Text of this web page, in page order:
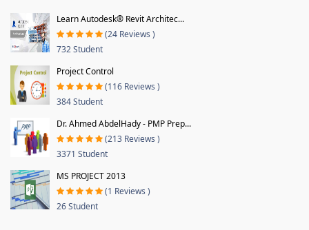
Learn Autodesk® Revit Architec...
(24 Reviews )
732 Student
Project Control
(116 Reviews )
384 Student
Dr. Ahmed AbdelHady - PMP Prep...
(213 Reviews )
3371 Student
MS PROJECT 2013
(1 Reviews )
26 Student